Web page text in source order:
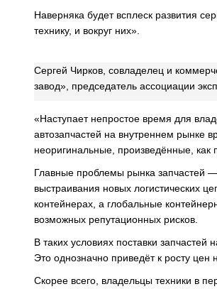
Наверняка будет всплеск развития
технику, и вокруг них».
Сергей Чирков, совладелец и
завод», председатель ассоциации
«Наступает непростое время для
автозапчастей на внутреннем рынке
неоригинальные, произведённые, как
Главные проблемы рынка запчастей
выстраивания новых логистических
контейнерах, а глобальные
возможных репутационных рисков.
В таких условиях поставки
Это однозначно приведёт к росту
Скорее всего, владельцы техники в